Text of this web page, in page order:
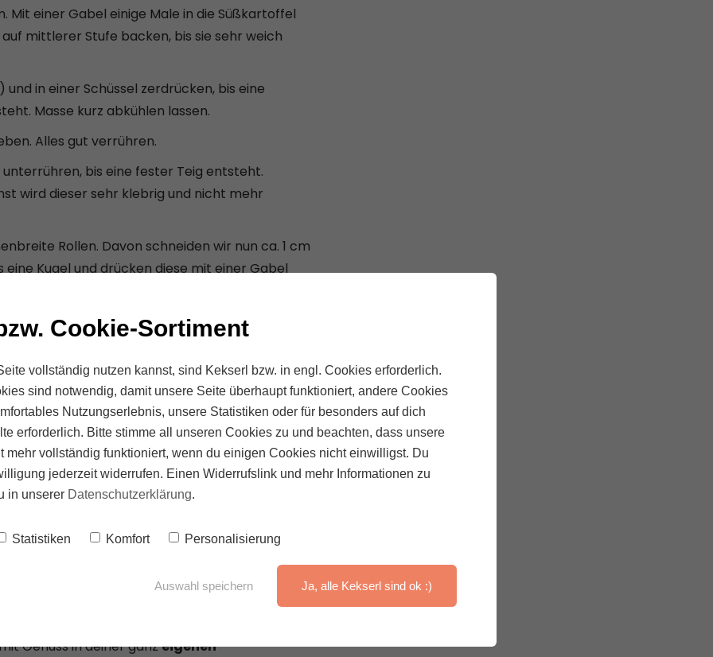
einer Gabel einige Male in die Süßkartoffel
mittlerer Stufe backen, bis sie sehr weich
in einer Schüssel zerdrücken, bis eine
Masse kurz abkühlen lassen.
Alles gut verrühren.
bis eine fester Teig entsteht.
wird dieser sehr klebrig und nicht mehr
Rollen. Davon schneiden wir nun ca. 1 cm
Kugel und drücken diese mit einer Gabel
Gnocchis hineingeben und kochen
Mit einem Sieb herausfischen und
Pfanne goldbraun und knusprig braten.
– und lassen sich heute genauso
das deinen Bauch wärmt und gleichzeitig
genau richtig. In unseremkostenlosen E-
Gnocchi, die dir zeigen, wie du
kannst – verträglich, sättigend und
beim Essen in Erinnerungen schwelgst – und
Du brauchst kein Fertigprodukt – nur
Genuss in deiner ganzeigenen
Cookie-Sortiment
vollständig nutzen kannst, sind Kekserl bzw. in engl. Cookies erforderlich.
sind notwendig, damit unsere Seite überhaupt funktioniert, andere Cookies
Nutzungserlebnis, unsere Statistiken oder für besonders auf dich
erforderlich. Bitte stimme all unseren Cookies zu und beachten, dass unsere
mehr vollständig funktioniert, wenn du einigen Cookies nicht einwilligst. Du
jederzeit widerrufen. Einen Widerrufslink und mehr Informationen zu
in unserer Datenschutzerklärung.
Statistiken Komfort Personalisierung
Auswahl speichern Ja, alle Kekserl sind ok :)